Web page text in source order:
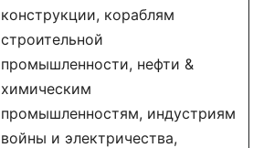
конструкции, кораблям
строительной
промышленности, нефти &
химическим
промышленностям, индустриям
войны и электричества,